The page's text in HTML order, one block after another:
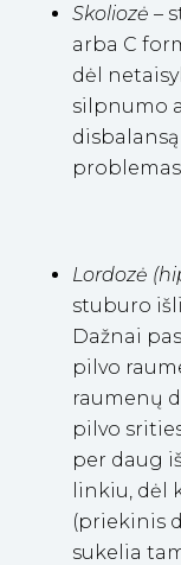
Skoliozė –
arba C
dėl
silpnumo
problemas.
Lordozė
stuburo
Dažnai
pilvo
raumenų
pilvo
per daug
linkiu, dėl
(priekinis
sukelia